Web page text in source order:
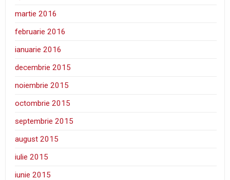
martie 2016
februarie 2016
ianuarie 2016
decembrie 2015
noiembrie 2015
octombrie 2015
septembrie 2015
august 2015
iulie 2015
iunie 2015